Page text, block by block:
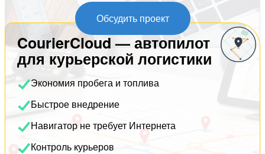
Обсудить проект
CourierCloud — автопилот
для курьерской логистики
Экономия пробега и топлива
Быстрое внедрение
Навигатор не требует Интернета
Контроль курьеров